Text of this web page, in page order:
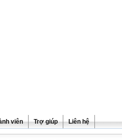
viên Trợ giúp Liên hệ